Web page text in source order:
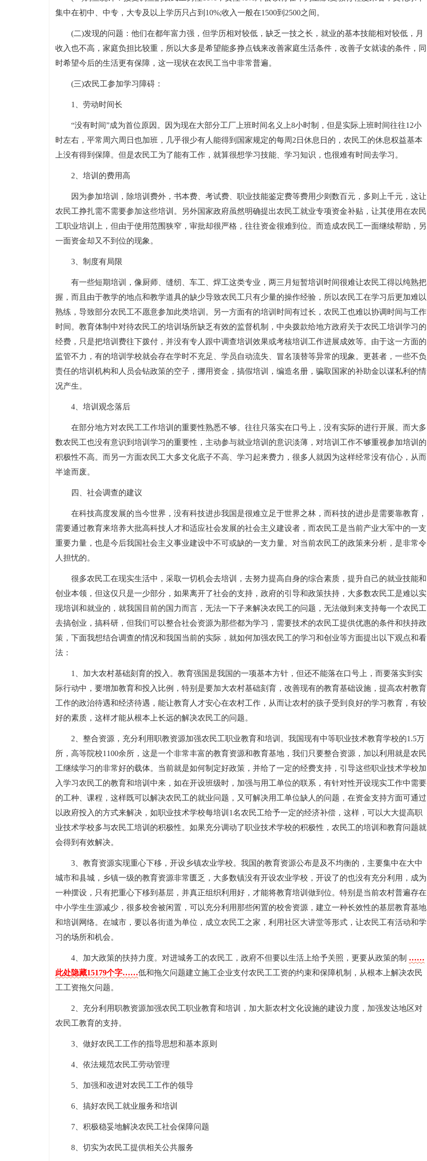
集中在初中、中专，大专及以上学历只占到10%;收入一般在1500到2500之间。
(二)发现的问题：他们在都年富力强，但学历相对较低，缺乏一技之长，就业的基本技能相对较低，月
收入也不高，家庭负担比较重，所以大多是希望能多挣点钱来改善家庭生活条件，改善子女就读的条件，同
时希望今后的生活更有保障，这一现状在农民工当中非常普遍。
(三)农民工参加学习障碍：
1、劳动时间长
“没有时间”成为首位原因。因为现在大部分工厂上班时间名义上8小时制，但是实际上班时间往往12小
时左右，平常周六周日也加班，几乎很少有人能得到国家规定的每周2日休息日的，农民工的休息权益基本
上没有得到保障。但是农民工为了能有工作，就算很想学习技能、学习知识，也很难有时间去学习。
2、培训的费用高
因为参加培训，除培训费外，书本费、考试费、职业技能鉴定费等费用少则数百元，多则上千元，这让
农民工挣扎需不需要参加这些培训。另外国家政府虽然明确提出农民工就业专项资金补贴，让其使用在农民
工职业培训上，但由于使用范围狭窄，审批却很严格，往往资金很难到位。而造成农民工一面继续帮助，另
一面资金却又不到位的现象。
3、制度有局限
有一些短期培训，像厨师、缝纫、车工、焊工这类专业，两三月短暂培训时间很难让农民工得以纯熟把
握，而且由于教学的地点和教学道具的缺少导致农民工只有少量的操作经验，所以农民工在学习后更加难以
熟练，导致部分农民工不愿意参加此类培训。另一方面有的培训时间有过长，农民工也难以协调时间与工作
时间。教育体制中对待农民工的培训场所缺乏有效的监督机制，中央拨款给地方政府关于农民工培训学习的
经费，只是把培训费往下拨付，并没有专人跟中调查培训效果或考核培训工作进展成效等。由于这一方面的
监管不力，有的培训学校就会存在学时不充足、学员自动流失、冒名顶替等异常的现象。更甚者，一些不负
责任的培训机构和人员会钻政策的空子，挪用资金，搞假培训，编造名册，骗取国家的补助金以谋私利的情
况产生。
4、培训观念落后
在部分地方对农民工工作培训的重要性熟悉不够。往往只落实在口号上，没有实际的进行开展。而大多
数农民工也没有意识到培训学习的重要性，主动参与就业培训的意识淡薄，对培训工作不够重视参加培训的
积极性不高。而另一方面农民工大多文化底子不高、学习起来费力，很多人就因为这样经常没有信心，从而
半途而废。
四、社会调查的建议
在科技高度发展的当今世界，没有科技进步我国是很难立足于世界之林，而科技的进步是需要靠教育，
需要通过教育来培养大批高科技人才和适应社会发展的社会主义建设者，而农民工是当前产业大军中的一支
重要力量，也是今后我国社会主义事业建设中不可或缺的一支力量。对当前农民工的政策来分析，是非常令
人担忧的。
很多农民工在现实生活中，采取一切机会去培训，去努力提高自身的综合素质，提升自己的就业技能和
创业本领，但这仅只是一少部分，如果离开了社会的支持，政府的引导和政策扶持，大多数农民工是难以实
现培训和就业的，就我国目前的国力而言，无法一下子来解决农民工的问题，无法做到来支持每一个农民工
去搞创业，搞科研，但我们可以整合社会资源为那些都为学习，需要技术的农民工提供优惠的条件和扶持政
策，下面我想结合调查的情况和我国当前的实际，就如何加强农民工的学习和创业等方面提出以下观点和看
法：
1、加大农村基础刻育的投入。教育强国是我国的一项基本方针，但还不能落在口号上，而要落实到实
际行动中，要增加教育和投入比例，特别是要加大农村基础刻育，改善现有的教育基础设施，提高农村教育
工作的政治待遇和经济待遇，能让教育人才安心在农村工作，从而让农村的孩子受到良好的学习教育，有较
好的素质，这样才能从根本上长远的解决农民工的问题。
2、整合资源，充分利用职教资源加强农民工职业教育和培训。我国现有中等职业技术教育学校的1.5万
所，高等院校1100余所，这是一个非常丰富的教育资源和教育基地，我们只要整合资源，加以利用就是农民
工继续学习的非常好的载体。当前就是如何制定好政策，并给了一定的经费支持，引导这些职业技术学校加
入学习农民工的教育和培训中来，如在开设班级时，加强与用工单位的联系，有针对性开设现实工作中需要
的工种、课程，这样既可以解决农民工的就业问题，又可解决用工单位缺人的问题，在资金支持方面可通过
以政府投入的方式来解决，如职业技术学校每培训1名农民工给予一定的经济补偿，这样，可以大大提高职
业技术学校多与农民工培训的积极性。如果充分调动了职业技术学校的积极性，农民工的培训和教育问题就
会得到有效解决。
3、教育资源实现重心下移，开设乡镇农业学校。我国的教育资源公布是及不均衡的，主要集中在大中
城市和县城，乡镇一级的教育资源非常匮乏，大多数镇没有开设农业学校，开设了的也没有充分利用，成为
一种摆设，只有把重心下移到基层，并真正组织利用好，才能将教育培训做到位。特别是当前农村普遍存在
中小学生生源减少，很多校舍被闲置，可以充分利用那些闲置的校舍资源，建立一种长效性的基层教育基地
和培训网络。在城市，要以各街道为单位，成立农民工之家，利用社区大讲堂等形式，让农民工有活动和学
习的场所和机会。
4、加大政策的扶持力度。对进城务工的农民工，政府不但要以生活上给予关照，更要从政策的制 ……
此处隐藏15179个字……低和拖欠问题建立施工企业支付农民工工资的约束和保障机制，从根本上解决农民
工工资拖欠问题。
2、充分利用职教资源加强农民工职业教育和培训，加大新农村文化设施的建设力度，加强发达地区对
农民工教育的支持。
3、做好农民工工作的指导思想和基本原则
4、依法规范农民工劳动管理
5、加强和改进对农民工工作的领导
6、搞好农民工就业服务和培训
7、积极稳妥地解决农民工社会保障问题
8、切实为农民工提供相关公共服务